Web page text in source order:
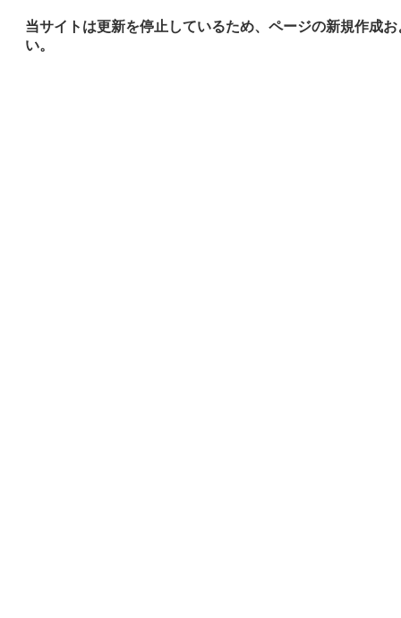
当サイトは更新を停止しているため、ページの新規作成
い。